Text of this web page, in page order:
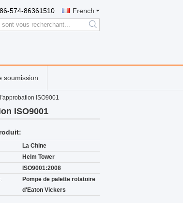
French
86-574-86361510
search
soumission
ISO9001
ISO9001
La Chine
Helm Tower
ISO9001:2008
Pompe de palette rotatoire
d'Eaton Vickers